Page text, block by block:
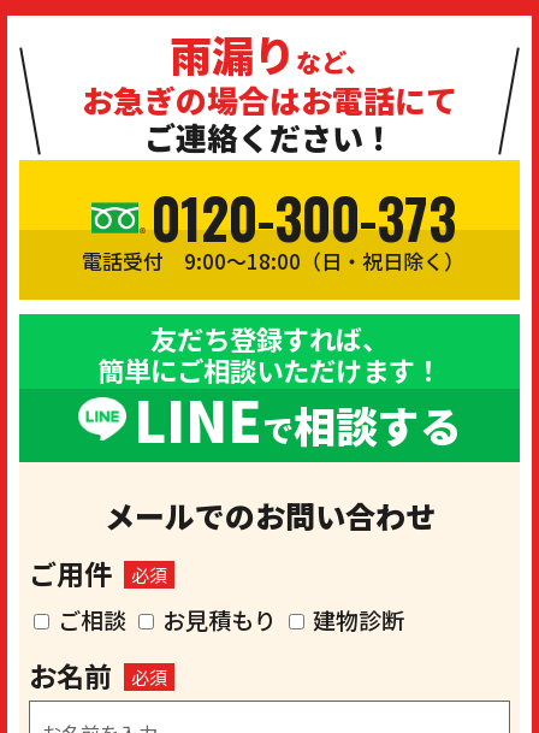
雨漏り など、
お急ぎの場合はお電話にて
ご連絡ください！
0120-300-373
電話受付 9:00〜18:00（日・祝日除く）
友だち登録すれば、
簡単にご相談いただけます！
LINEで相談する
メールでのお問い合わせ
ご用件 必須
ご相談 お見積もり 建物診断
お名前 必須